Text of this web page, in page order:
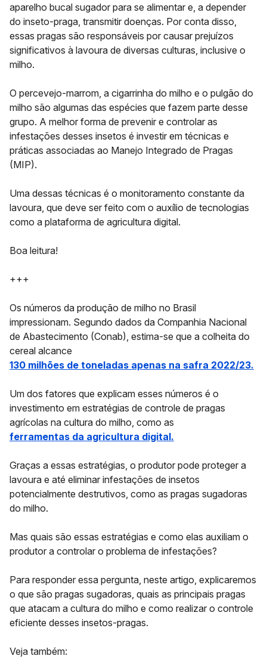
aparelho bucal sugador para se alimentar e, a depender
do inseto-praga, transmitir doenças. Por conta disso,
essas pragas são responsáveis por causar prejuízos
significativos à lavoura de diversas culturas, inclusive o
milho.
O percevejo-marrom, a cigarrinha do milho e o pulgão do
milho são algumas das espécies que fazem parte desse
grupo. A melhor forma de prevenir e controlar as
infestações desses insetos é investir em técnicas e
práticas associadas ao Manejo Integrado de Pragas
(MIP).
Uma dessas técnicas é o monitoramento constante da
lavoura, que deve ser feito com o auxílio de tecnologias
como a plataforma de agricultura digital.
Boa leitura!
+++
Os números da produção de milho no Brasil
impressionam. Segundo dados da Companhia Nacional
de Abastecimento (Conab), estima-se que a colheita do
cereal alcance
130 milhões de toneladas apenas na safra 2022/23.
Um dos fatores que explicam esses números é o
investimento em estratégias de controle de pragas
agrícolas na cultura do milho, como as
ferramentas da agricultura digital.
Graças a essas estratégias, o produtor pode proteger a
lavoura e até eliminar infestações de insetos
potencialmente destrutivos, como as pragas sugadoras
do milho.
Mas quais são essas estratégias e como elas auxiliam o
produtor a controlar o problema de infestações?
Para responder essa pergunta, neste artigo, explicaremos
o que são pragas sugadoras, quais as principais pragas
que atacam a cultura do milho e como realizar o controle
eficiente desses insetos-pragas.
Veja também: